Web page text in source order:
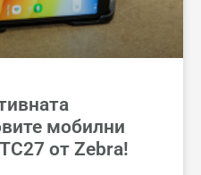
мобилни
от Zebra!